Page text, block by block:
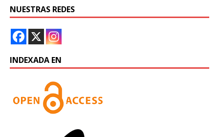
NUESTRAS REDES
INDEXADA EN